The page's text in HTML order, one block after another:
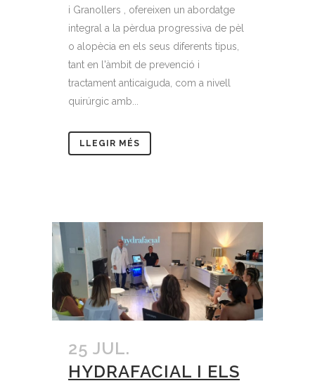
i Granollers , ofereixen un abordatge
integral a la pèrdua progressiva de pèl
o alopècia en els seus diferents tipus,
tant en l'àmbit de prevenció i
tractament anticaiguda, com a nivell
quirúrgic amb...
LLEGIR MÉS
25 JUL.
HYDRAFACIAL I ELS